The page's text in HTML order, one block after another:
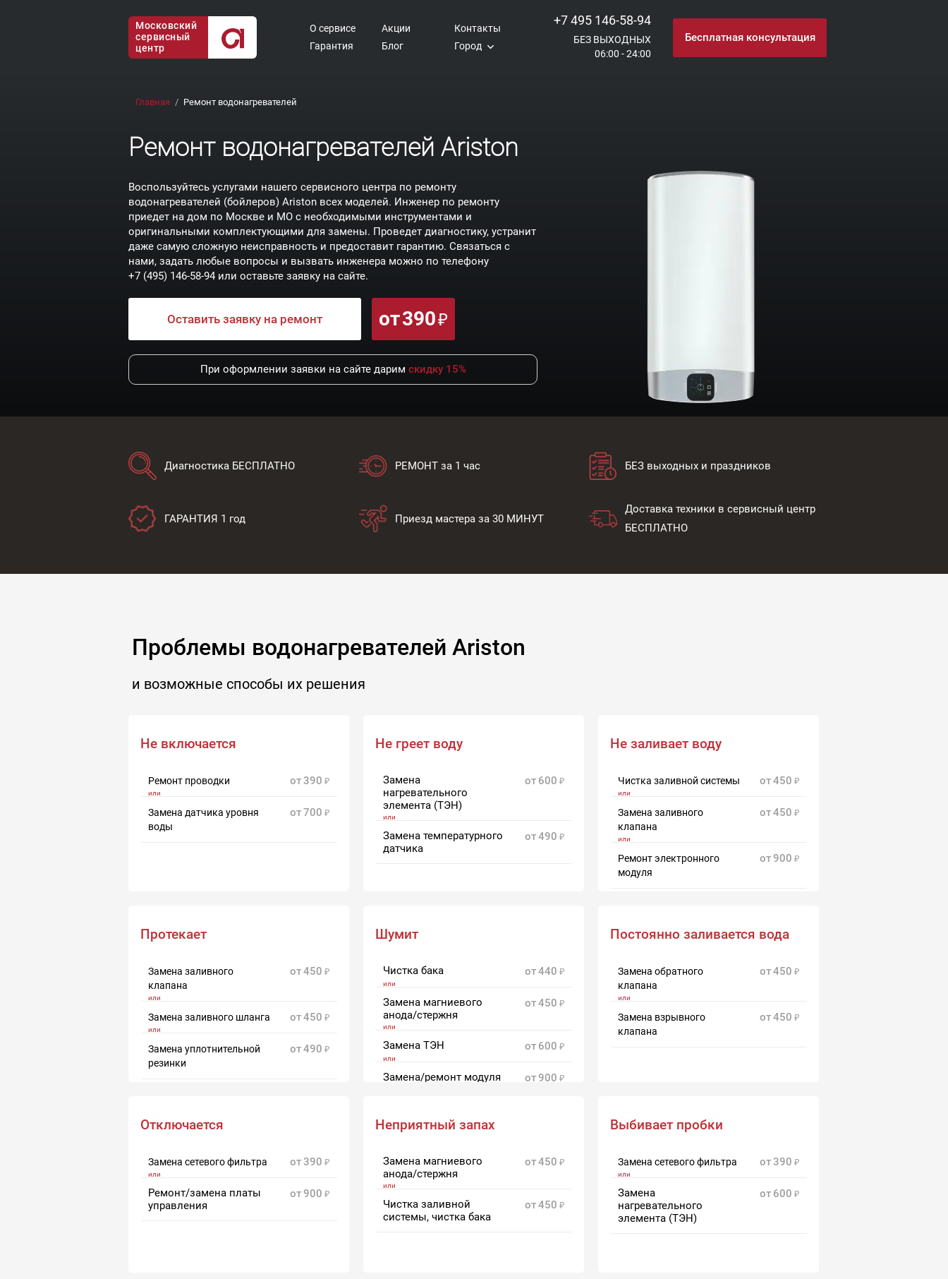
Московский
сервисный
центр
О сервисе Акции
Контакты
Гарантия
Блог Город
+7 495 146-58-94
БЕЗ ВЫХОДНЫХ
06:00 - 24:00
Бесплатная консультация
Главная Ремонт водонагревателей
Ремонт водонагревателей Ariston
Воспользуйтесь услугами нашего сервисного центра по ремонту
водонагревателей (бойлеров) Ariston всех моделей. Инженер по ремонту
приедет на дом по Москве и МО с необходимыми инструментами и
оригинальными комплектующими для замены. Проведет диагностику, устранит
даже самую сложную неисправность и предоставит гарантию. Связаться с
нами, задать любые вопросы и вызвать инженера можно по телефону
+7 (495) 146-58-94 или оставьте заявку на сайте.
Оставить заявку на ремонт от390
При оформлении заявки на сайте дарим скидку 15%
Диагностика БЕСПЛАТНО РЕМОНТ за 1 час БЕЗ выходных и праздников
ГАРАНТИЯ 1 год Приезд мастера за 30 МИНУТ
Доставка техники в сервисный центр
БЕСПЛАТНО
Проблемы водонагревателей Ariston
и возможные способы их решения
Не включается
Ремонт проводки от390
Замена датчика уровня
воды
от700
Не греет воду
Замена
нагревательного
элемента (ТЭН)
от 600
Замена температурного
датчика
от490
Не заливает воду
Чистка заливной системы от450
Замена заливного
клапана
от450
Ремонт электронного
модуля
от900
Протекает
Замена заливного
клапана
от450
Замена заливного шланга от450
Замена уплотнительной
резинки
от490
Шумит
Чистка бака от440
Замена магниевого
анода/стержня
от450
Замена ТЭН от 600
Замена/ремонт модуля
от900
Постоянно заливается вода
Замена обратного
клапана
от450
Замена взрывного
клапана
от450
Отключается
Замена сетевого фильтра от390
Ремонт/замена платы
управления
от900
Неприятный запах
Замена магниевого
анода/стержня
от450
Чистка заливной
системы, чистка бака
от450
Выбивает пробки
Замена сетевого фильтра от390
Замена
нагревательного
элемента (ТЭН)
от 600